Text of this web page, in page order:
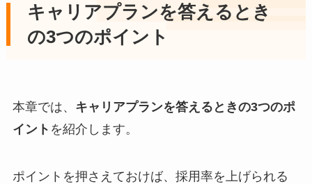
キャリアプランを答えるとき
の3つのポイント
本章では、 キャリアプランを答えるときの3つのポ
イント を紹介します。
ポイントを押さえておけば、採用率を上げられる